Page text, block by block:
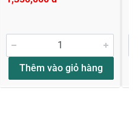
Thêm vào giỏ hàng